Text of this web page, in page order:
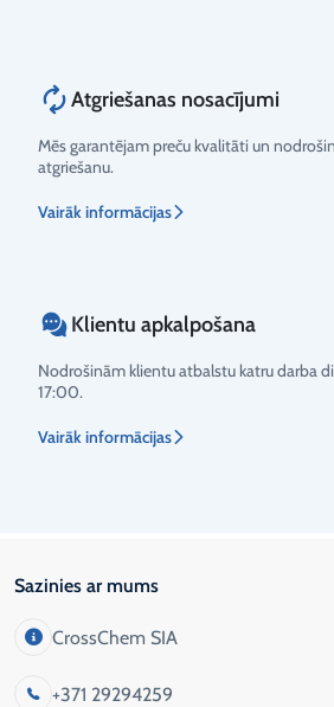
Atgriešanas nosacījumi
Mēs garantējam preču kvalitāti un
atgriešanu.
Vairāk informācijas
Klientu apkalpošana
Nodrošinām klientu atbalstu katru darba
17:00.
Vairāk informācijas
Sazinies ar mums
CrossChem SIA
+371 29294259